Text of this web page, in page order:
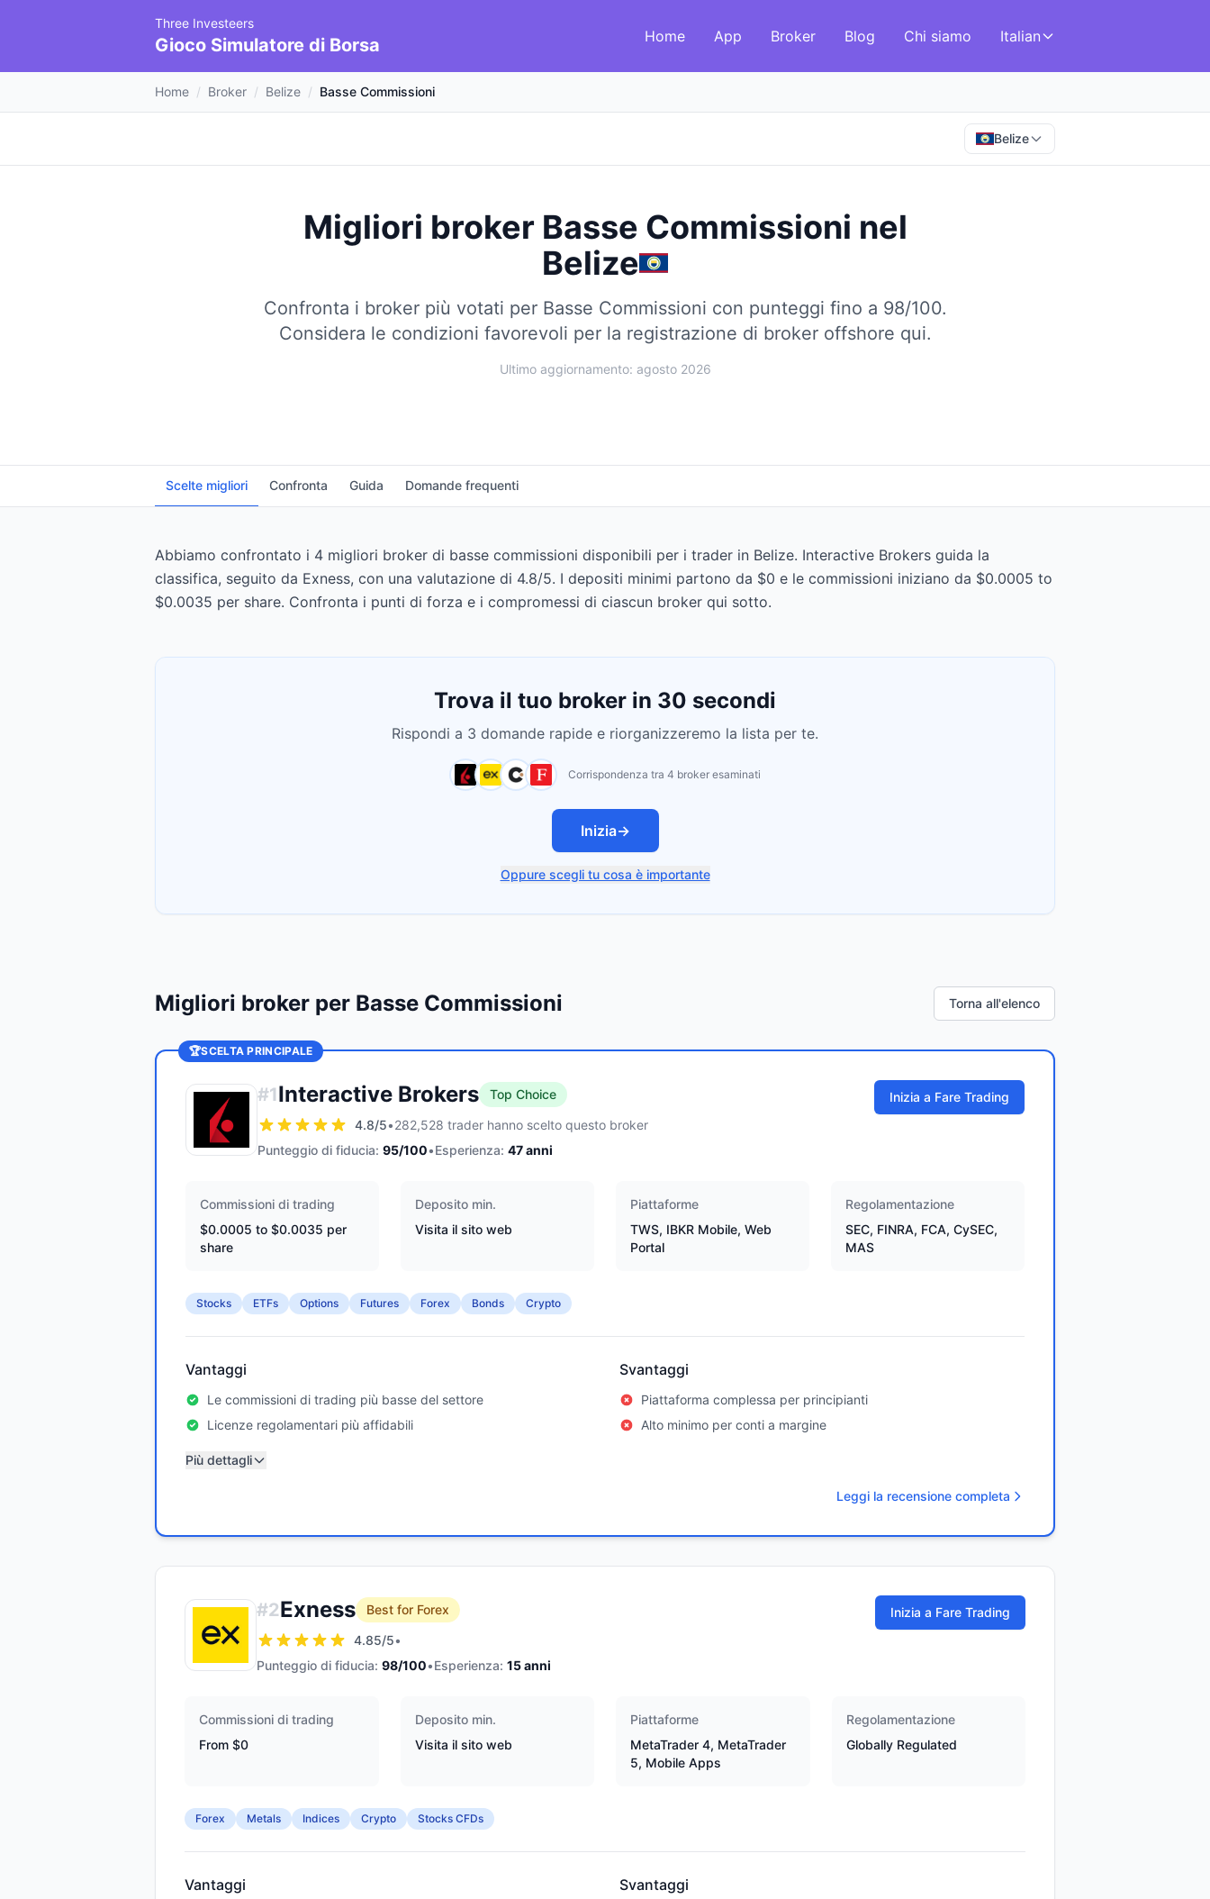
Three Investeers
Gioco Simulatore di Borsa Home App Broker Blog Chi siamo Italian
Home / Broker / Belize / Basse Commissioni
Belize
Migliori broker Basse Commissioni nel
Belize
Confronta i broker più votati per Basse Commissioni con punteggi fino a 98/100.
Considera le condizioni favorevoli per la registrazione di broker offshore qui.
Ultimo aggiornamento: agosto 2026
Scelte migliori Confronta Guida Domande frequenti
Abbiamo confrontato i 4 migliori broker di basse commissioni disponibili per i trader in Belize. Interactive Brokers guida la
classifica, seguito da Exness, con una valutazione di 4.8/5. I depositi minimi partono da $0 e le commissioni iniziano da $0.0005 to
$0.0035 per share. Confronta i punti di forza e i compromessi di ciascun broker qui sotto.
Trova il tuo broker in 30 secondi
Rispondi a 3 domande rapide e riorganizzeremo la lista per te.
Corrispondenza tra 4 broker esaminati
Inizia→
Oppure scegli tu cosa è importante
Migliori broker per Basse Commissioni Torna all'elenco
🏆SCELTA PRINCIPALE
#1Interactive Brokers
Top Choice
4.8/5•282,528 trader hanno scelto questo broker
Punteggio di fiducia: 95/100•Esperienza: 47anni
Inizia a Fare Trading
Commissioni di trading
$0.0005 to $0.0035 per
share
Deposito min.
Visita il sito web
Piattaforme
TWS, IBKR Mobile, Web
Portal
Regolamentazione
SEC, FINRA, FCA, CySEC,
MAS
Stocks ETFs Options Futures Forex Bonds Crypto
Vantaggi
Le commissioni di trading più basse del settore
Licenze regolamentari più affidabili
Svantaggi
Piattaforma complessa per principianti
Alto minimo per conti a margine
Più dettagli
Leggi la recensione completa
#2Exness
Best for Forex
4.85/5•
Punteggio di fiducia: 98/100•Esperienza: 15anni
Inizia a Fare Trading
Commissioni di trading
From $0
Deposito min.
Visita il sito web
Piattaforme
MetaTrader 4, MetaTrader
5, Mobile Apps
Regolamentazione
Globally Regulated
Forex Metals Indices Crypto Stocks CFDs
Vantaggi Svantaggi